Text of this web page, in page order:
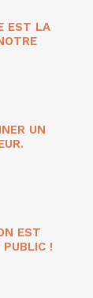
EST LA
UN
EST
PUBLIC !